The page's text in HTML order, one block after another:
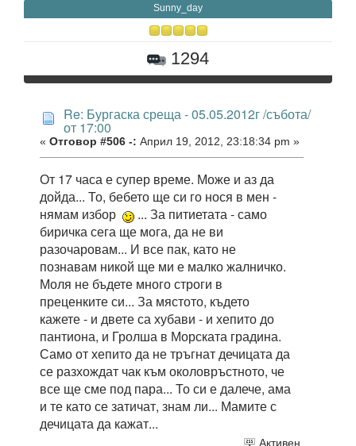
Sunny_day
1294
Re: Бургаска среща - 05.05.2012г /събота/
от 17:00
« Отговор #506 -: Април 19, 2012, 23:18:34 pm »
От 17 часа е супер време. Може и аз да
дойда... То, бебето ще си го нося в мен -
нямам избор
... За питиетата - само
биричка сега ще мога, да не ви
разочаровам... И все пак, като не
познавам никой ще ми е малко жалничко.
Моля не бъдете много строги в
преценките си... За мястото, където
кажете - и двете са хубави - и хепито до
пантиона, и Гролша в Морската градина.
Само от хепито да не тръгнат дечицата да
се разхождат чак към околовръстното, че
все ще сме под пара... То си е далече, ама
и те като се затичат, знам ли... Мамите с
дечицата да кажат...
Активен